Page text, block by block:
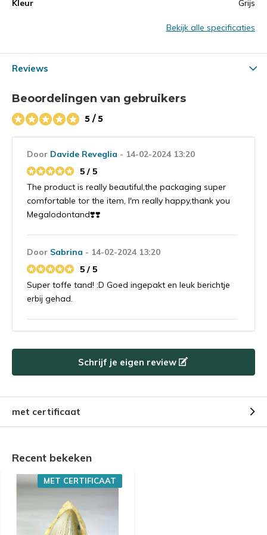
Kleur Grijs
Bekijk alle specificaties
Reviews
Beoordelingen van gebruikers
5 / 5
Door Davide Reveglia - 14-02-2024 13:20
5 / 5
The product is really beautiful,the packaging super
comfortable tor the item, I'm really happy,thank you
Megalodontand❣️❣️
Door Sabrina - 14-02-2024 13:20
5 / 5
Super toffe tand! :D Goed ingepakt en leuk berichtje
erbij gehad.
Dente di megalodonte bellissimo, perfetto come da
spedizione rapida e imballo perfetto. Grazie!!!!!
Luigi- 14-02-2024 13:19
5 / 5
Schrijf je eigen review
met certificaat
Recent bekeken
MET CERTIFICAAT